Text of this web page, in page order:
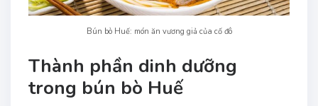
Bún bò Huế: món ăn vương giả của cố đô
Thành phần dinh dưỡng
trong bún bò Huế